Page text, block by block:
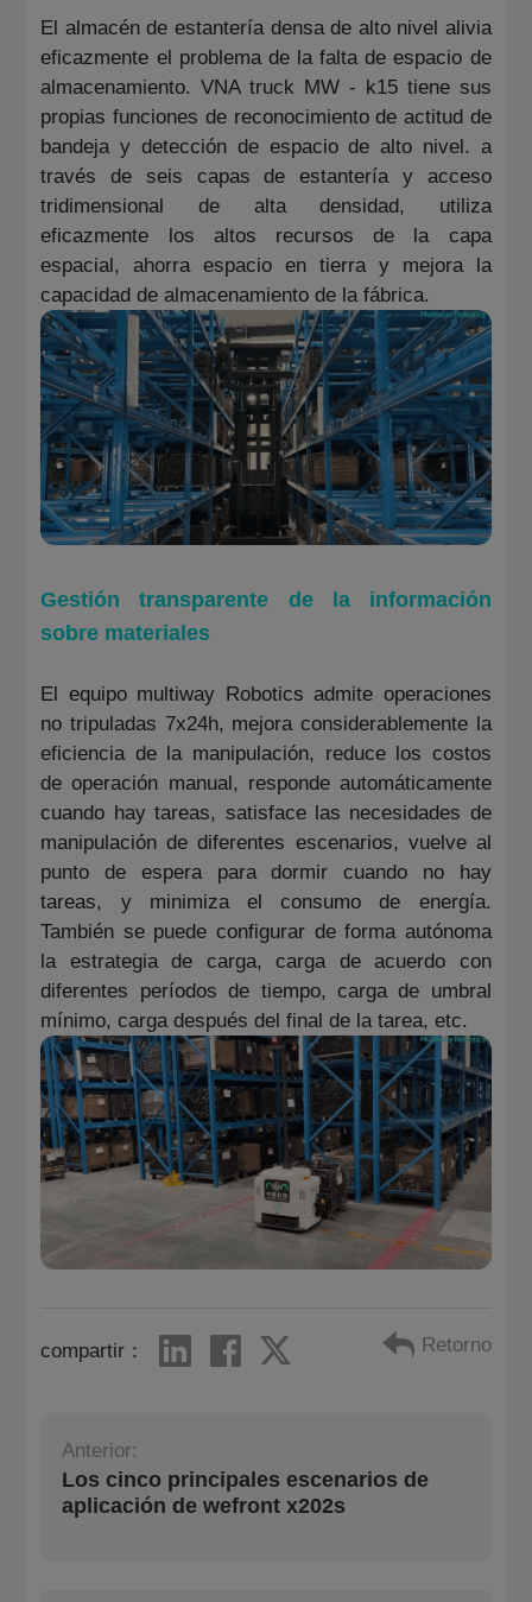
El almacén de estantería densa de alto nivel alivia
eficazmente el problema de la falta de espacio de
almacenamiento. VNA truck MW - k15 tiene sus
propias funciones de reconocimiento de actitud de
bandeja y detección de espacio de alto nivel. a
través de seis capas de estantería y acceso
tridimensional de alta densidad, utiliza
eficazmente los altos recursos de la capa
espacial, ahorra espacio en tierra y mejora la
capacidad de almacenamiento de la fábrica.
Gestión transparente de la información
sobre materiales
El equipo multiway Robotics admite operaciones
no tripuladas 7x24h, mejora considerablemente la
eficiencia de la manipulación, reduce los costos
de operación manual, responde automáticamente
cuando hay tareas, satisface las necesidades de
manipulación de diferentes escenarios, vuelve al
punto de espera para dormir cuando no hay
tareas, y minimiza el consumo de energía.
También se puede configurar de forma autónoma
la estrategia de carga, carga de acuerdo con
diferentes períodos de tiempo, carga de umbral
mínimo, carga después del final de la tarea, etc.
compartir： Retorno
Anterior:
Los cinco principales escenarios de
aplicación de wefront x202s